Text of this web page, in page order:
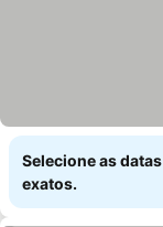
Selecione as
exatos.